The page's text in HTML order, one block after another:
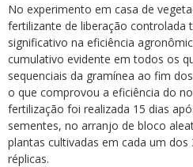
No experimento em casa de
fertilizante de liberação controlada
significativo na eficiência
cumulativo evidente em todos os
sequenciais da gramínea ao fim
o que comprovou a eficiência do
fertilização foi realizada 15 dias
sementes, no arranjo de bloco
plantas cultivadas em cada um dos
réplicas.